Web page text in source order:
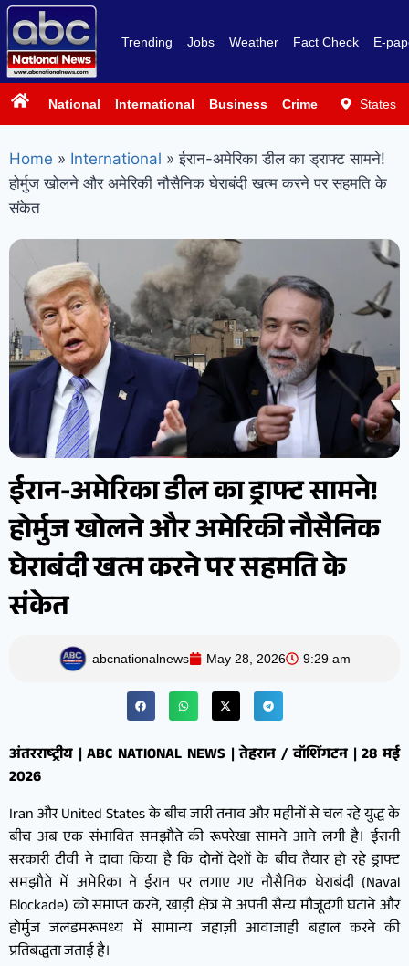
Trending Jobs Weather Fact Check E-
National International Business Crime PoliticsStates
Home » International » ईरान-अमेरिका डील का ड्राफ्ट सामने!
होर्मुज खोलने और अमेरिकी नौसैनिक घेराबंदी खत्म करने पर सहमति के
संकेत
ईरान-अमेरिका डील का ड्राफ्ट सामने!
होर्मुज खोलने और अमेरिकी नौसैनिक
घेराबंदी खत्म करने पर सहमति के
संकेत
abcnationalnews May 28, 2026 9:29 am
अंतरराष्ट्रीय | ABC NATIONAL NEWS | तेहरान / वॉशिंगटन | 28 मई
2026
Iran और United States के बीच जारी तनाव और महीनों से चल रहे युद्ध के
बीच अब एक संभावित समझौते की रूपरेखा सामने आने लगी है। ईरानी
सरकारी टीवी ने दावा किया है कि दोनों देशों के बीच तैयार हो रहे ड्राफ्ट
समझौते में अमेरिका ने ईरान पर लगाए गए नौसैनिक घेराबंदी (Naval
Blockade) को समाप्त करने, खाड़ी क्षेत्र से अपनी सैन्य मौजूदगी घटाने और
होर्मुज जलडमरूमध्य में सामान्य जहाज़ी आवाजाही बहाल करने की
प्रतिबद्धता जताई है।